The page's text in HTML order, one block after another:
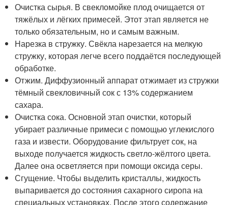
Очистка сырья. В свекломойке плод очищается от
тяжёлых и лёгких примесей. Этот этап является не
только обязательным, но и самым важным.
Нарезка в стружку. Свёкла нарезается на мелкую
стружку, которая легче всего поддаётся последующей
обработке.
Отжим. Диффузионный аппарат отжимает из стружки
тёмный свекловичный сок с 13% содержанием
сахара.
Очистка сока. Основной этап очистки, который
убирает различные примеси с помощью углекислого
газа и извести. Оборудование фильтрует сок, на
выходе получается жидкость светло-жёлтого цвета.
Далее она осветляется при помощи оксида серы.
Сгущение. Чтобы выделить кристаллы, жидкость
выпаривается до состояния сахарного сиропа на
специальных установках. После этого содержание